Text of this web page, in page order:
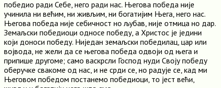
победио ради Себе, него ради нас. Његова победа није
учинила ни већим, ни живљим, ни богатијим Њега, него нас.
Његова победа није себичност но љубав, није отмица но дар.
Земаљски победиоци односе победу, а Христос је једини
који доноси победу. Ниједан земаљски победилац, цар или
војвода, не жели да се његова победа одвоји од њега и
припише другоме; само васкрсли Господ нуди Своју победу
оберучке свакоме од нас, и не срди се, но радује се, кад ми
Његовом победом постанемо победиоци, то јест већи,